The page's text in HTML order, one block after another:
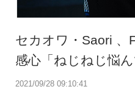
2021/09/28 09:10:41
セカオワ・Saori 、
感心「ねじねじ悩ん